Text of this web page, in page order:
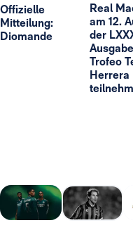
Offizielle
Mitteilung:
Diomande
Real
am 12.
der
Trofeo
Herrera